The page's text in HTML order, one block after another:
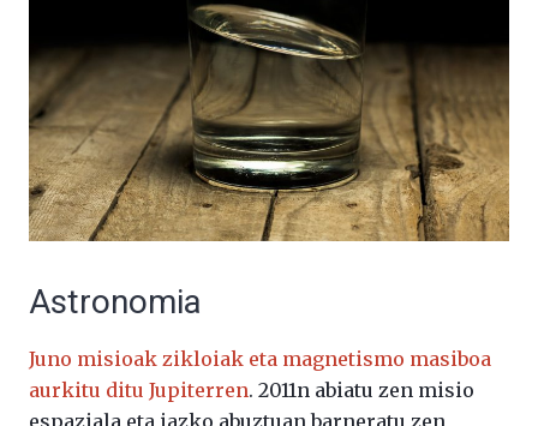
Astronomia
Juno misioak zikloiak eta magnetismo masiboa
aurkitu ditu Jupiterren. 2011n abiatu zen misio
espaziala eta iazko abuztuan barneratu zen